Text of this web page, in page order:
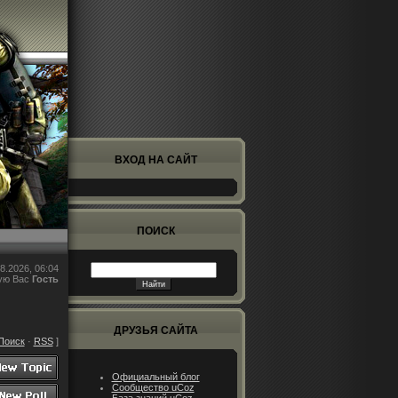
06:04
Вас Гость
· RSS]
ВХОД НА САЙТ
ПОИСК
ДРУЗЬЯ САЙТА
Официальный блог
Сообщество uCoz